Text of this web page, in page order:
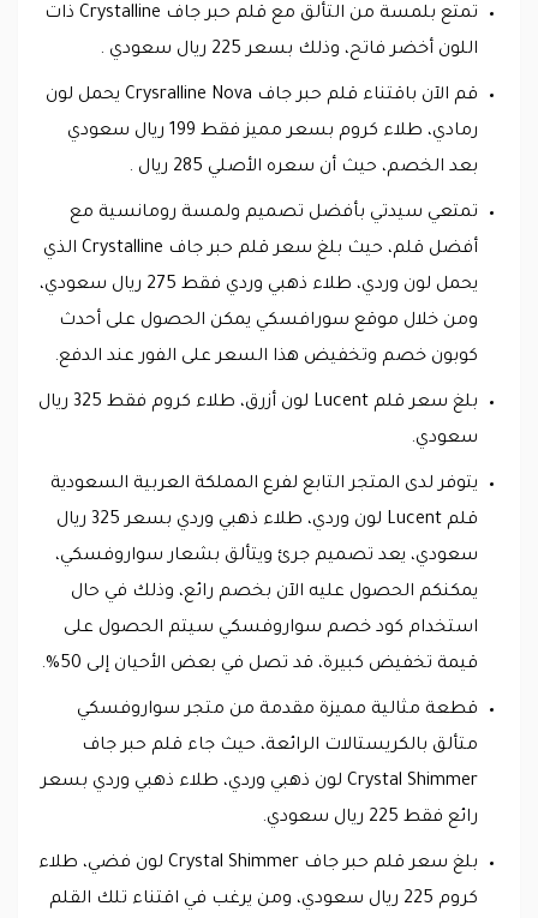
تمتع بلمسة من التألق مع قلم حبر جاف Crystalline ذات
اللون أخضر فاتح، وذلك بسعر 225 ريال سعودي .
قم الآن باقتناء قلم حبر جاف Crysralline Nova يحمل لون
رمادي، طلاء كروم بسعر مميز فقط 199 ريال سعودي
بعد الخصم، حيث أن سعره الأصلي 285 ريال .
تمتعي سيدتي بأفضل تصميم ولمسة رومانسية مع
أفضل قلم، حيث بلغ سعر قلم حبر جاف Crystalline الذي
يحمل لون وردي، طلاء ذهبي وردي فقط 275 ريال سعودي،
ومن خلال موقع سورافسكي يمكن الحصول على أحدث
كوبون خصم وتخفيض هذا السعر على الفور عند الدفع.
بلغ سعر قلم Lucent لون أزرق، طلاء كروم فقط 325 ريال
سعودي.
يتوفر لدى المتجر التابع لفرع المملكة العربية السعودية
قلم Lucent لون وردي، طلاء ذهبي وردي بسعر 325 ريال
سعودي، يعد تصميم جرئ ويتألق بشعار سواروفسكي،
يمكنكم الحصول عليه الآن بخصم رائع، وذلك في حال
استخدام كود خصم سواروفسكي سيتم الحصول على
قيمة تخفيض كبيرة، قد تصل في بعض الأحيان إلى 50%.
قطعة مثالية مميزة مقدمة من متجر سواروفسكي
متألق بالكريستالات الرائعة، حيث جاء قلم حبر جاف
Crystal Shimmer لون ذهبي وردي، طلاء ذهبي وردي بسعر
رائع فقط 225 ريال سعودي.
بلغ سعر قلم حبر جاف Crystal Shimmer لون فضي، طلاء
كروم 225 ريال سعودي، ومن يرغب في اقتناء تلك القلم